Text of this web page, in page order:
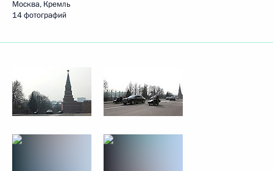
Москва, Кремль
14 фотографий